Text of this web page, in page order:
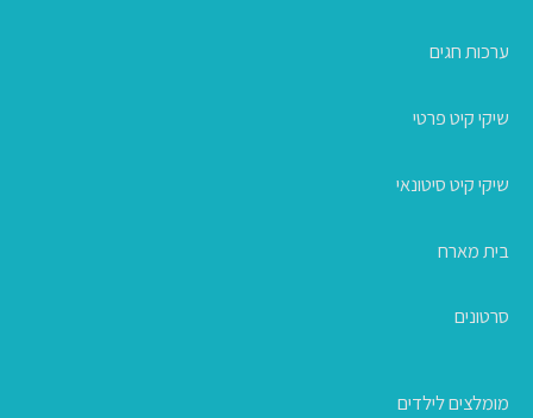
ערכות חגים
שיקי קיט פרטי
שיקי קיט סיטונאי
בית מארח
סרטונים
מומלצים לילדים